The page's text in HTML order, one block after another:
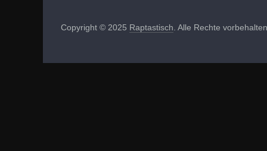
Copyright © 2025 Raptastisch . Alle Rechte